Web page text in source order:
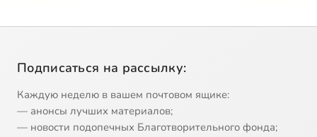
Подписаться на рассылку:
Каждую неделю в вашем почтовом ящике:
— анонсы лучших материалов;
— новости подопечных Благотворительного фонда;